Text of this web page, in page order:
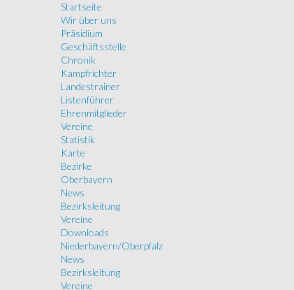
Startseite
Wir über uns
Präsidium
Geschäftsstelle
Chronik
Kampfrichter
Landestrainer
Listenführer
Ehrenmitglieder
Vereine
Statistik
Karte
Bezirke
Oberbayern
News
Bezirksleitung
Vereine
Downloads
Niederbayern/Oberpfalz
News
Bezirksleitung
Vereine